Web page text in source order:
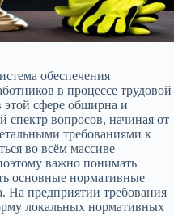
обеспечения
в процессе трудовой
этой сфере обширна и
спектр вопросов, начиная от
требованиями к
во всём массиве
важно понимать
основные нормативные
На предприятии требования
локальных нормативных